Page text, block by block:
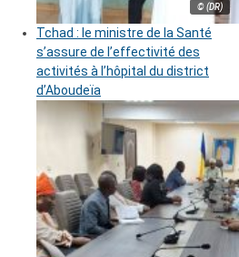
© (DR)
Tchad : le ministre de la Santé
s’assure de l’effectivité des
activités à l’hôpital du district
d’Aboudeïa